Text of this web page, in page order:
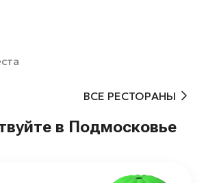
ВСЕ РЕСТОРАНЫ
в Подмосковье